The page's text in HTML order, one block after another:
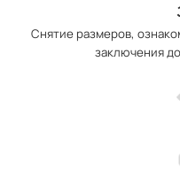
Снятие размеров,
заключения